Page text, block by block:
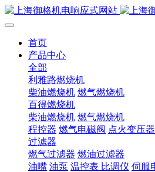
首页
产品中心
全部
利雅路燃烧机
柴油燃烧机 燃气燃烧机
百得燃烧机
柴油燃烧机 燃气燃烧机
程控器 燃气电磁阀 点火变压器
过滤器
燃气过滤器 燃油过滤器
油嘴 油泵 温控表 比调仪 伺服